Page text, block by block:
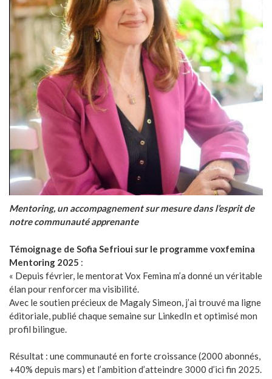
Mentoring, un accompagnement sur mesure dans l’esprit de
notre communauté apprenante
Témoignage de Sofia Sefrioui sur le programme voxfemina
Mentoring 2025 :
« Depuis février, le mentorat Vox Femina m’a donné un véritable
élan pour renforcer ma visibilité.
Avec le soutien précieux de Magaly Simeon, j’ai trouvé ma ligne
éditoriale, publié chaque semaine sur LinkedIn et optimisé mon
profil bilingue.
Résultat : une communauté en forte croissance (2000 abonnés,
+40% depuis mars) et l’ambition d’atteindre 3000 d’ici fin 2025.